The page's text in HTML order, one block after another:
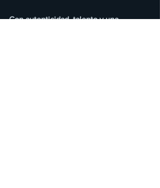
Con autenticidad, talento y una